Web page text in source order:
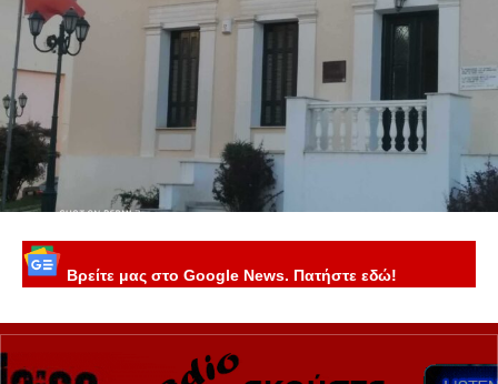
Βρείτε μας στο Google News. Πατήστε εδώ!